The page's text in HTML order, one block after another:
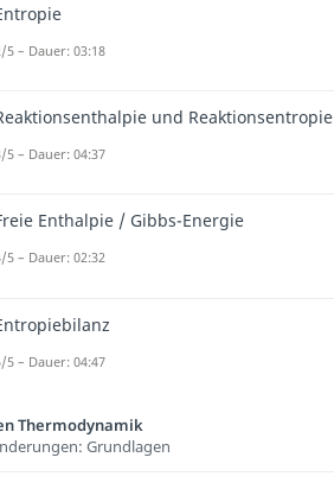
5 – Dauer: 03:18
und Reaktionsentropie
5 – Dauer: 04:37
Enthalpie / Gibbs-Energie
5 – Dauer: 02:32
5 – Dauer: 04:47
Thermodynamik
Grundlagen